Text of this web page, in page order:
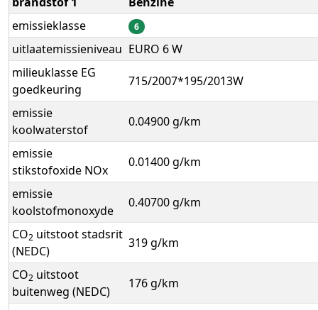
emissieklasse
6
uitlaatemissieniveau EURO 6 W
milieuklasse EG
goedkeuring
715/2007*195/2013W
emissie
koolwaterstof
0.04900 g/km
emissie
stikstofoxide NOx
0.01400 g/km
emissie
koolstofmonoxyde
0.40700 g/km
CO2 uitstoot stadsrit
(NEDC)
319 g/km
CO2 uitstoot
buitenweg (NEDC)
176 g/km